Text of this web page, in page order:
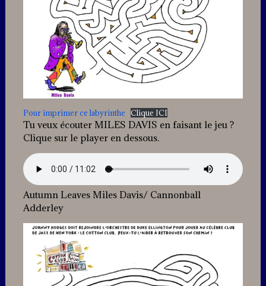
Pour imprimer ce labyrinthe Clique ICI
Tu veux écouter MILES DAVIS en faisant le jeu ?
Clique sur le player en dessous.
Autumn Leaves Miles Davis/ Cannonball
Adderley